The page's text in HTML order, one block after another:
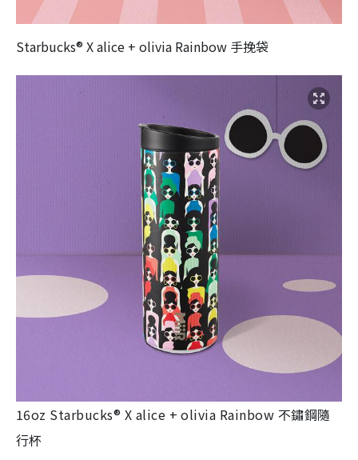
Starbucks® X alice + olivia Rainbow 手挽袋
16oz Starbucks® X alice + olivia Rainbow 不鏽鋼隨
行杯